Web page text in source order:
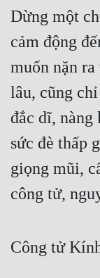
Dừng một
cảm động
muốn nặn
lâu, cũng
đắc dĩ, nàng
sức đè thấp
giọng mũi,
công tử,
Công tử